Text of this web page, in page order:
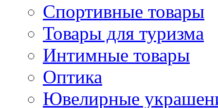
Спортивные товары
Товары для туризма
Интимные товары
Оптика
Ювелирные